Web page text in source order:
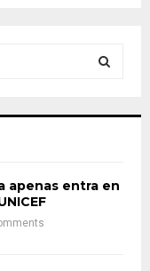
apenas entra en